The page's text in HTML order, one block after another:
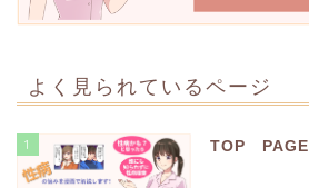
よく見られているページ
1 TOP PAGE